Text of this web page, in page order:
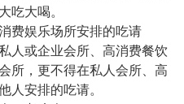
吃大喝。
费娱乐场所安排的吃请
人或企业会所、高消费餐饮
所，更不得在私人会所、高
人安排的吃请。